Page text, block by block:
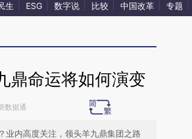
生 ESG 数字说 比较 中国改革 专题
鼎命运将如何演变
数据通
业内高度关注，领头羊九鼎集团之路